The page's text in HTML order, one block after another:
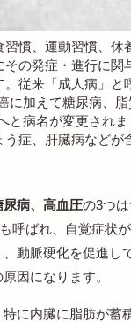
習慣、運動習慣、休
の発症・進行に関
。従来「成人病」と
に加えて糖尿病、
と病名が変更されま
症、肝臓病などが
病、高血圧の3つ
呼ばれ、自覚症状
動脈硬化を促進し
因になります。
に内臓に脂肪が蓄